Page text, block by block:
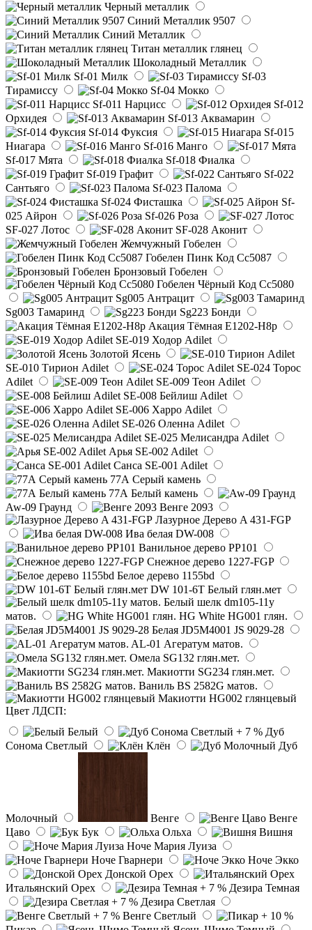
Черный металлик
Синий Металлик 9507
Синий Металлик
Титан металлик глянец
Шоколадный Металлик
Sf-01 Милк
Sf-03
Тирамиссу
Sf-04 Мокко
Sf-011 Нарцисс
Sf-012
Орхидея
Sf-013 Аквамарин
Sf-014 Фуксия
Sf-015
Ниагара
Sf-016 Манго
Sf-017 Мята
Sf-018 Фиалка
Sf-019 Графит
Sf-022
Сантьяго
Sf-023 Палома
Sf-024 Фисташка
Sf-
025 Айрон
Sf-026 Роза
SF-027 Лотос
SF-028 Аконит
Жемчужный Гобелен
Гобелен Пинк Код Сс5087
Бронзовый Гобелен
Гобелен Чёрный Код Сс5080
Sg005 Антрацит
Sg003 Тамаринд
Sg223 Бонди
Акация Тёмная E1202-H8p
SE-019 Ходор Adilet
Золотой Ясень
SE-010 Тирион Adilet
SE-024 Торос
Adilet
SE-009 Теон Adilet
SE-008 Бейлиш Adilet
SE-006 Харро Adilet
SE-026 Оленна Adilet
SE-025 Мелисандра Adilet
Арья SE-002 Adilet
Санса SE-001 Adilet
77А Серый камень
77А Белый камень
Aw-09 Граунд
Венге 2093
Лазурное Дерево A 431-FGP
Ива белая DW-008
Ванильное дерево PP101
Снежное дерево 1227-FGP
Белое дерево 1155bd
DW 101-6T Белый глян.мет
Белый шелк dm105-11y
матов.
HG White HG001 глян.
Белая JD5M4001 JS 9029-28
AL-01 Агератум матов.
Омела SG132 глян.мет.
Макиотти SG234 глян.мет.
Ваниль BS 2582G матов.
Макиотти HG002 глянцевый
Цвет ЛДСП:
Белый
Дуб
Сонома Светлый
Клён Дуб
Молочный Венге
Венге
Цаво
Бук Ольха
Вишня
Ноче Мария Луиза
Ноче Гварнери
Ноче Экко
Донской Орех
Итальянский Орех
Дезира Темная
Дезира Светлая
Венге Светлый